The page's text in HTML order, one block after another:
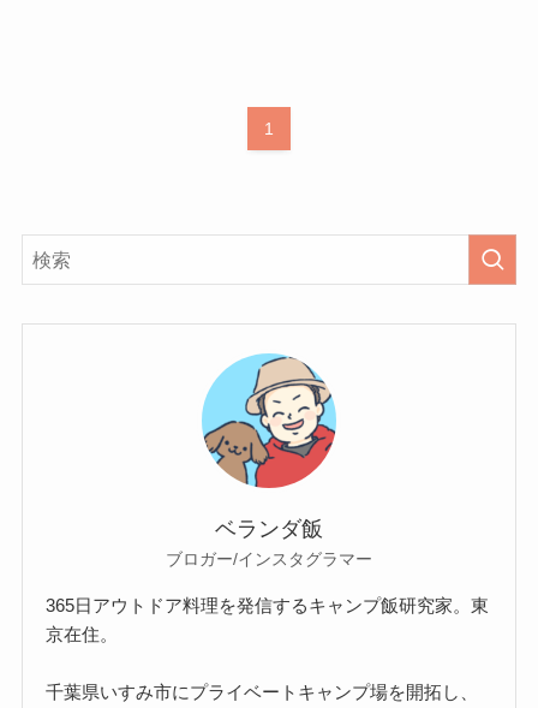
1
ベランダ飯
ブロガー/インスタグラマー
365日アウトドア料理を発信するキャンプ飯研究家。東
京在住。
千葉県いすみ市にプライベートキャンプ場を開拓し、